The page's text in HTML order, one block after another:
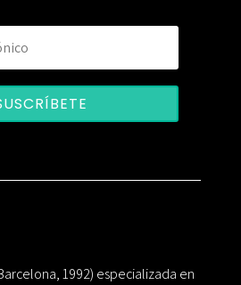
1992) especializada en